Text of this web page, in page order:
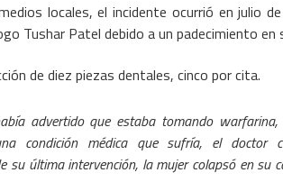
locales, el incidente ocurrió en julio
Tushar Patel debido a un padecimiento en
de diez piezas dentales, cinco por cita.
advertido que estaba tomando warfarina,
condición médica que sufría, el doctor
su última intervención, la mujer colapsó en su